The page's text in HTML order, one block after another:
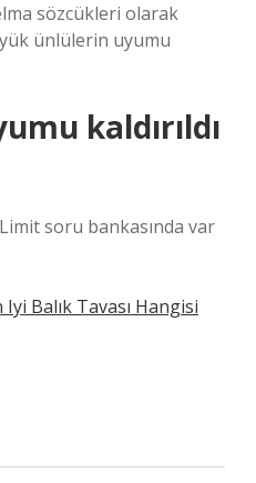
sözcükleri olarak
ünlülerin uyumu
kaldırıldı
soru bankasında var
Iyi Balık Tavası Hangisi